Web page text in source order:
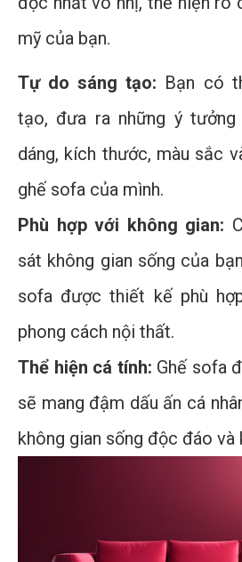
mỹ của bạn.
Tự do sáng tạo: Bạn có
tạo, đưa ra những ý
dáng, kích thước, màu sắc
ghế sofa của mình.
Phù hợp với không gian:
sát không gian sống của
sofa được thiết kế phù
phong cách nội thất.
Thể hiện cá tính: Ghế sofa
sẽ mang đậm dấu ấn cá
không gian sống độc đáo và